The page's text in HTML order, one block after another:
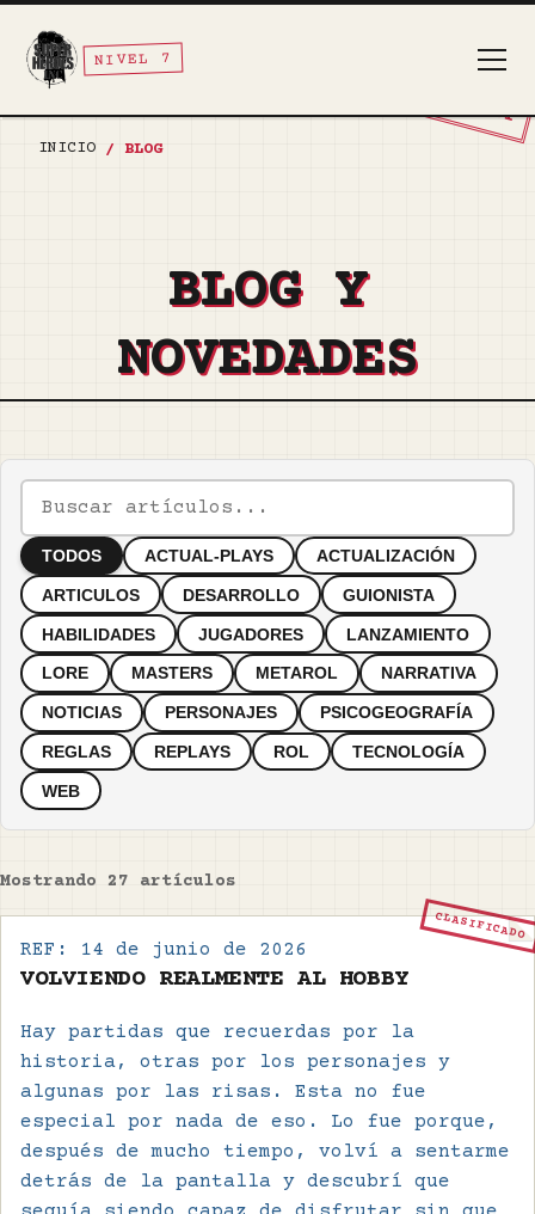
TOP SECRET
NIVEL 7
INICIO / BLOG
BLOG Y
NOVEDADES
TODOS ACTUAL-PLAYS ACTUALIZACIÓN
ARTICULOS DESARROLLO GUIONISTA
HABILIDADES JUGADORES LANZAMIENTO
LORE MASTERS METAROL NARRATIVA
NOTICIAS PERSONAJES PSICOGEOGRAFÍA
REGLAS REPLAYS ROL TECNOLOGÍA
WEB
Mostrando 27 artículos
REF: 14 de junio de 2026
CLASIFICADO
VOLVIENDO REALMENTE AL HOBBY
Hay partidas que recuerdas por la
historia, otras por los personajes y
algunas por las risas. Esta no fue
especial por nada de eso. Lo fue porque,
después de mucho tiempo, volví a sentarme
detrás de la pantalla y descubrí que